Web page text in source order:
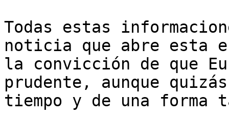
Todas estas
noticia que abre esta
la convicción de que
prudente, aunque
tiempo y de una forma